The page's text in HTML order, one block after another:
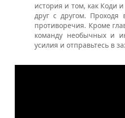
история и том, как Коди
друг с другом. Проходя
противоречия. Кроме
команду необычных и
усилия и отправьтесь в